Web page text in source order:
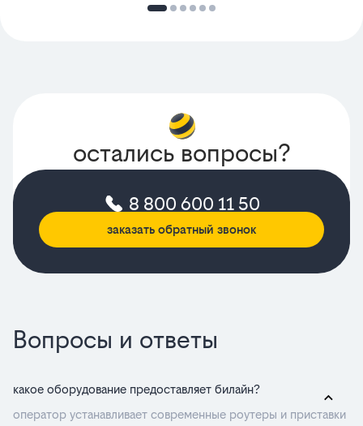
остались вопросы?
8 800 600 11 50
заказать обратный звонок
Вопросы и ответы
какое оборудование предоставляет билайн?
оператор устанавливает современные роутеры и приставки